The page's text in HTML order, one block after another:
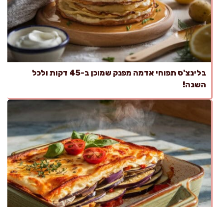
בלינצ'ס תפוחי אדמה מפנק שמוכן ב-45 דקות ולכל
השנה!